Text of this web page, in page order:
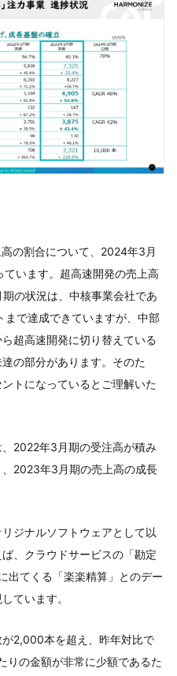
の割合について、2024年3月
います。超高速開発の売上高
の状況は、中核事業会社であ
で達成できていますが、中部
超高速開発に切り替えている
の部分があります。そのた
トになっているとご理解いた
2022年3月期の受注高が積み
2023年3月期の売上高の成長
ジナルソフトウェアとして以
、クラウドサービスの「勘定
出てくる「楽楽精算」とのデー
ています。
2,000本を超え、昨年対比で
りの金額が非常に少額であるた